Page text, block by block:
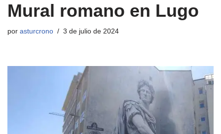
Mural romano en Lugo
por asturcrono 3 de julio de 2024